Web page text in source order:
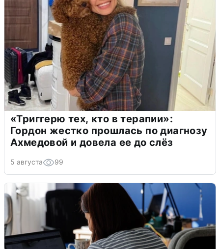
«Триггерю тех, кто в терапии»:
Гордон жестко прошлась по диагнозу
Ахмедовой и довела ее до слёз
5 августа 99